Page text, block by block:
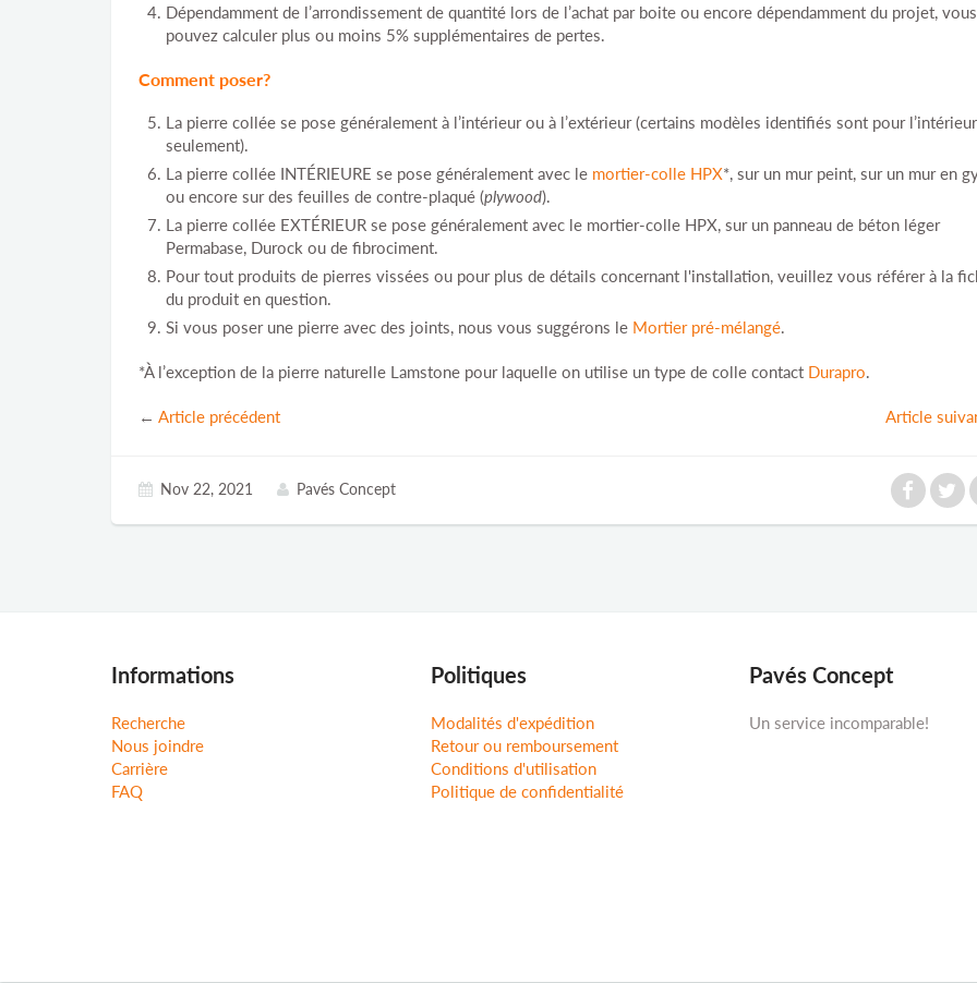
Dépendamment de l’arrondissement de quantité lors de l’achat par boite ou encore dépendamment du projet, vous
pouvez calculer plus ou moins 5% supplémentaires de pertes.
Comment poser?
La pierre collée se pose généralement à l’intérieur ou à l’extérieur (certains modèles identifiés sont pour l’intérieur
seulement).
La pierre collée INTÉRIEURE se pose généralement avec le mortier-colle HPX*, sur un mur peint, sur un mur en
ou encore sur des feuilles de contre-plaqué (plywood).
La pierre collée EXTÉRIEUR se pose généralement avec le mortier-colle HPX, sur un panneau de béton léger
Permabase, Durock ou de fibrociment.
Pour tout produits de pierres vissées ou pour plus de détails concernant l'installation, veuillez vous référer à la
du produit en question.
Si vous poser une pierre avec des joints, nous vous suggérons le Mortier pré-mélangé
*À l’exception de la pierre naturelle Lamstone pour laquelle on utilise un type de colle contact Durapro
← Article précédent Article
Nov 22, 2021 Pavés Concept
Informations
Recherche
Nous joindre
Carrière
FAQ
Politiques
Modalités d'expédition
Retour ou remboursement
Conditions d'utilisation
Politique de confidentialité
Pavés Concept
Un service incomparable!